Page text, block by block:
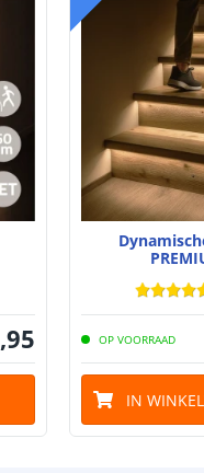
,95 OP VOORRAAD
IN